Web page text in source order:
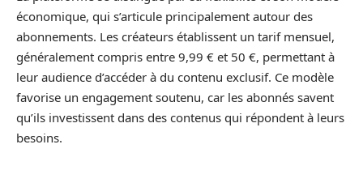
économique, qui s’articule principalement autour des
abonnements. Les créateurs établissent un tarif mensuel,
généralement compris entre 9,99 € et 50 €, permettant à
leur audience d’accéder à du contenu exclusif. Ce modèle
favorise un engagement soutenu, car les abonnés savent
qu’ils investissent dans des contenus qui répondent à leurs
besoins.